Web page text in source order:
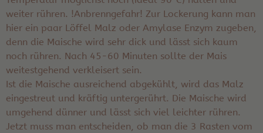
weiter rühren. !Anbrenngefahr! Zur Lockerung kann man
hier ein paar Löffel Malz oder Amylase Enzym zugeben,
denn die Maische wird sehr dick und lässt sich kaum
noch rühren. Nach 45-60 Minuten sollte der Mais
weitestgehend verkleisert sein.
Ist die Maische ausreichend abgekühlt, wird das Malz
eingestreut und kräftig untergerührt. Die Maische wird
umgehend dünner und lässt sich viel leichter rühren.
Jetzt muss man entscheiden, ob man die 3 Rasten vom